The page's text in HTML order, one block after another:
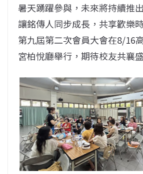
暑天踴躍參與，未來將持續推
讓銘傳人同步成長，共享歡樂
第九屆第二次會員大會在8/16
宮柏悅廳舉行，期待校友共襄